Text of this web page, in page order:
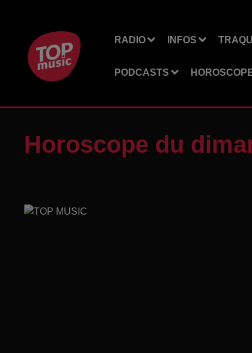
RADIO INFOS
PODCASTS
Horoscope du